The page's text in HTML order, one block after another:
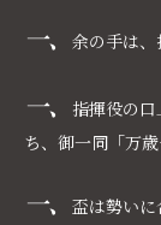
一、 余の手は、
一、
指揮役の
ち、御一同「万歳
一、
盃は勢いに